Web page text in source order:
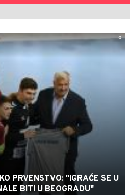
0
PRVENSTVO: "IGRAĆE SE U
BITI U BEOGRADU"